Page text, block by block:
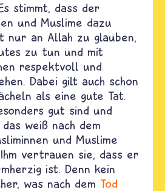
stimmt, dass der
und Muslime dazu
nur an Allah zu glauben,
zu tun und mit
respektvoll und
Dabei gilt auch schon
als eine gute Tat.
gut sind und
weiß nach dem
und Muslime
vertrauen sie, dass er
ist. Denn kein
was nach dem Tod